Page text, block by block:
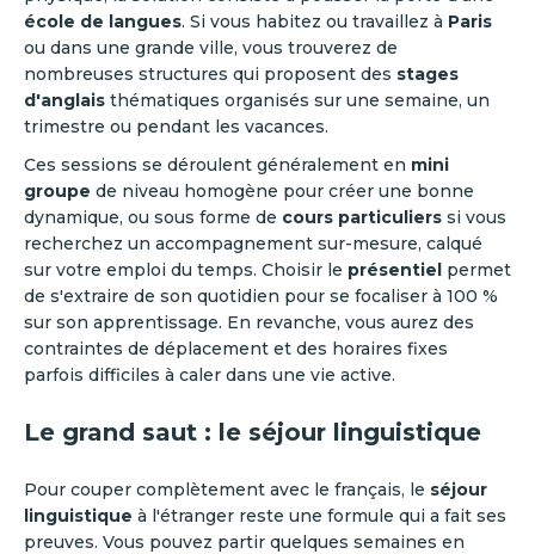
école de langues. Si vous habitez ou travaillez à Paris
ou dans une grande ville, vous trouverez de
nombreuses structures qui proposent des stages
d'anglais thématiques organisés sur une semaine, un
trimestre ou pendant les vacances.
Ces sessions se déroulent généralement en mini
groupe de niveau homogène pour créer une bonne
dynamique, ou sous forme de cours particuliers si vous
recherchez un accompagnement sur-mesure, calqué
sur votre emploi du temps. Choisir le présentiel permet
de s'extraire de son quotidien pour se focaliser à 100 %
sur son apprentissage. En revanche, vous aurez des
contraintes de déplacement et des horaires fixes
parfois difficiles à caler dans une vie active.
Le grand saut : le séjour linguistique
Pour couper complètement avec le français, le séjour
linguistique à l'étranger reste une formule qui a fait ses
preuves. Vous pouvez partir quelques semaines en